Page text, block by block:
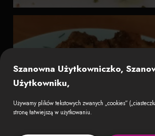
Szanowna Użytkowniczko,
Użytkowniku,
Używamy plików tekstowych zwanych „cookies”
stronę łatwiejszą w użytkowaniu.